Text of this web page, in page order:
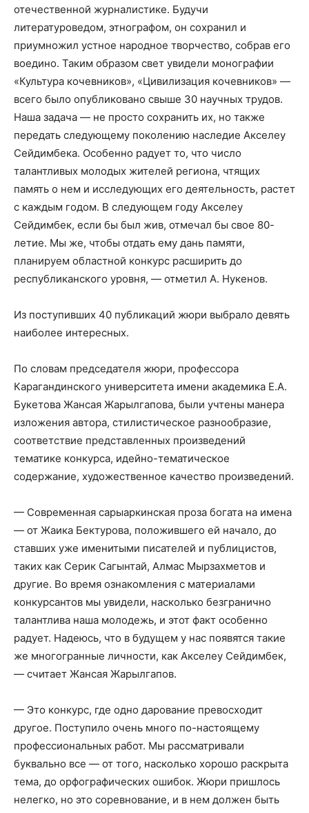
отечественной журналистике. Будучи
литературоведом, этнографом, он сохранил и
приумножил устное народное творчество, собрав его
воедино. Таким образом свет увидели монографии
«Культура кочевников», «Цивилизация кочевников» —
всего было опубликовано свыше 30 научных трудов.
Наша задача — не просто сохранить их, но также
передать следующему поколению наследие Акселеу
Сейдимбека. Особенно радует то, что число
талантливых молодых жителей региона, чтящих
память о нем и исследующих его деятельность, растет
с каждым годом. В следующем году Акселеу
Сейдимбек, если бы был жив, отмечал бы свое 80-
летие. Мы же, чтобы отдать ему дань памяти,
планируем областной конкурс расширить до
республиканского уровня, — отметил А. Нукенов.
Из поступивших 40 публикаций жюри выбрало девять
наиболее интересных.
По словам председателя жюри, профессора
Карагандинского университета имени академика Е.А.
Букетова Жансая Жарылгапова, были учтены манера
изложения автора, стилистическое разнообразие,
соответствие представленных произведений
тематике конкурса, идейно-тематическое
содержание, художественное качество произведений.
— Современная сарыаркинская проза богата на имена
— от Жаика Бектурова, положившего ей начало, до
ставших уже именитыми писателей и публицистов,
таких как Серик Сагынтай, Алмас Мырзахметов и
другие. Во время ознакомления с материалами
конкурсантов мы увидели, насколько безгранично
талантлива наша молодежь, и этот факт особенно
радует. Надеюсь, что в будущем у нас появятся такие
же многогранные личности, как Акселеу Сейдимбек,
— считает Жансая Жарылгапов.
— Это конкурс, где одно дарование превосходит
другое. Поступило очень много по-настоящему
профессиональных работ. Мы рассматривали
буквально все — от того, насколько хорошо раскрыта
тема, до орфографических ошибок. Жюри пришлось
нелегко, но это соревнование, и в нем должен быть